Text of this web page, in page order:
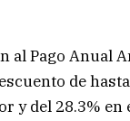
al Pago Anual
de
y del 28.3% en